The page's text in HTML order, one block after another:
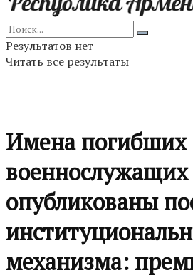
Результатов нет
Читать все результаты
Имена погибших
военнослужащих
опубликованы
механизма: